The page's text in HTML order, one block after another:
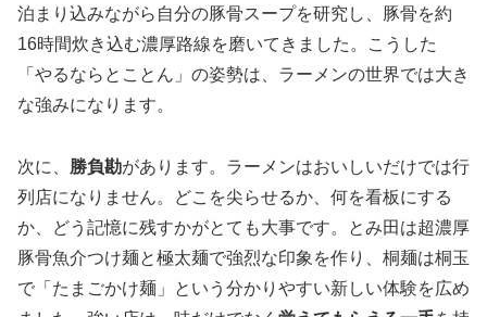
泊まり込みながら自分の豚骨スープを研究し、豚骨を約
16時間炊き込む濃厚路線を磨いてきました。こうした
「やるならとことん」の姿勢は、ラーメンの世界では大き
な強みになります。
次に、 勝負勘があります。ラーメンはおいしいだけでは行
列店になりません。どこを尖らせるか、何を看板にする
か、どう記憶に残すかがとても大事です。とみ田は超濃厚
豚骨魚介つけ麺と極太麺で強烈な印象を作り、桐麺は桐玉
で「たまごかけ麺」という分かりやすい新しい体験を広め